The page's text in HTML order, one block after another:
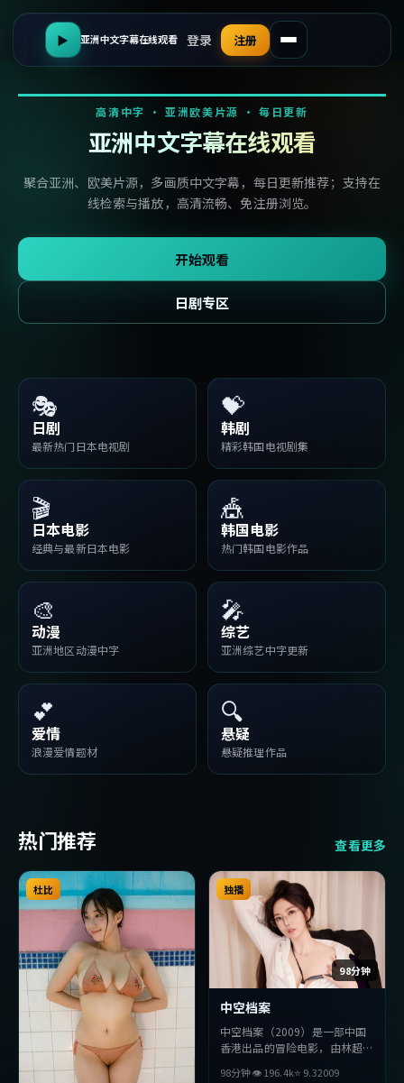
▶ 亚洲中文字幕在线观看 登录 注册
高清中字 · 亚洲欧美片源 · 每日更新
亚洲中文字幕在线观看
聚合亚洲、欧美片源，多画质中文字幕，每日更新推荐；支持在
线检索与播放，高清流畅、免注册浏览。
开始观看
日剧专区
🎭
日剧
最新热门日本电视剧
💝
韩剧
精彩韩国电视剧集
🎬
日本电影
经典与最新日本电影
🎪
韩国电影
热门韩国电影作品
🎨
动漫
亚洲地区动漫中字
🎤
综艺
亚洲综艺中字更新
💕
爱情
浪漫爱情题材
🔍
悬疑
悬疑推理作品
热门推荐 查看更多
杜比
98分钟
独播
中空档案
中空档案（2009）是一部中国
香港出品的冒险电影，由林超贤
等主演。影片在叙事与视听上力
98分钟👁196.4k⭐ 9.32009